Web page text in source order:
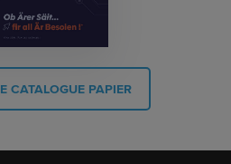
CATALOGUE PAPIER